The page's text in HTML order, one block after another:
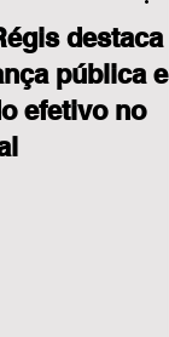
destaca
pública e
efetivo no